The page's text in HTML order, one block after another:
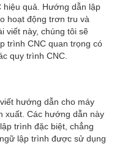
hiệu quả. Hướng dẫn lập
hoạt động trơn tru và
viết này, chúng tôi sẽ
trình CNC quan trọng có
quy trình CNC.
hướng dẫn cho máy
xuất. Các hướng dẫn này
trình đặc biệt, chẳng
lập trình được sử dụng